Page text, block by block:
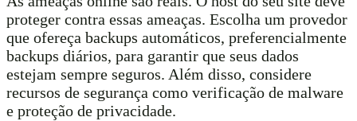
proteger contra essas ameaças. Escolha um provedor
que ofereça backups automáticos, preferencialmente
backups diários, para garantir que seus dados
estejam sempre seguros. Além disso, considere
recursos de segurança como verificação de malware
e proteção de privacidade.